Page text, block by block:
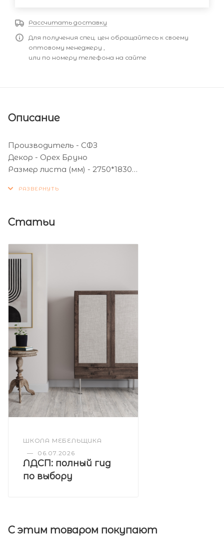
Рассчитать доставку
Для получения спец. цен обращайтесь к своему
оптовому менеджеру ,
или по номеру телефона на сайте
Описание
Производитель - СФЗ
Декор - Орех Бруно
Размер листа (мм) - 2750*1830
Статьи
ШКОЛА МЕБЕЛЬЩИКА
—
06.07.2026
ЛДСП: полный гид
по выбору
С этим товаром покупают